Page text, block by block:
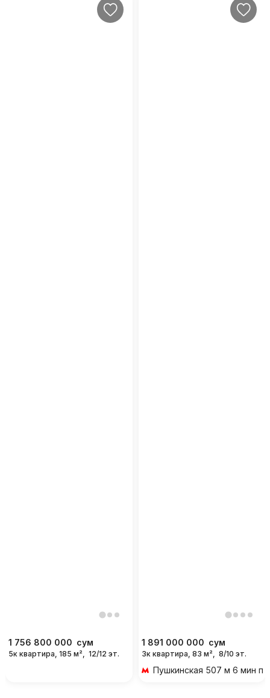
1 756 800 000 сум
5к квартира, 185 м², 12/12 эт.
1 891 000 000 сум
3к квартира, 83 м², 8/10 эт.
Пушкинская 507 м 6 мин